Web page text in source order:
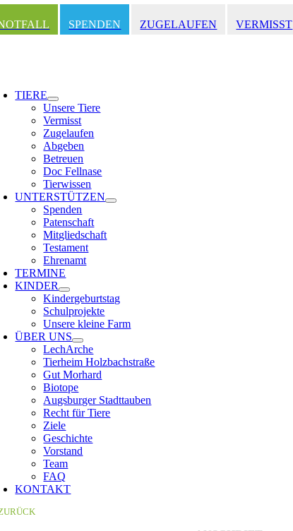
Inhalt
springen
SPENDEN ZUGELAUFEN VERMISST
TIERE
Unsere Tiere
Vermisst
Zugelaufen
Abgeben
Betreuen
Doc Fellnase
Tierwissen
UNTERSTÜTZEN
Spenden
Patenschaft
Mitgliedschaft
Testament
Ehrenamt
TERMINE
KINDER
Kindergeburtstag
Schulprojekte
Unsere kleine Farm
ÜBER UNS
LechArche
Tierheim Holzbachstraße
Gut Morhard
Biotope
Augsburger Stadttauben
Recht für Tiere
Ziele
Geschichte
Vorstand
Team
FAQ
KONTAKT